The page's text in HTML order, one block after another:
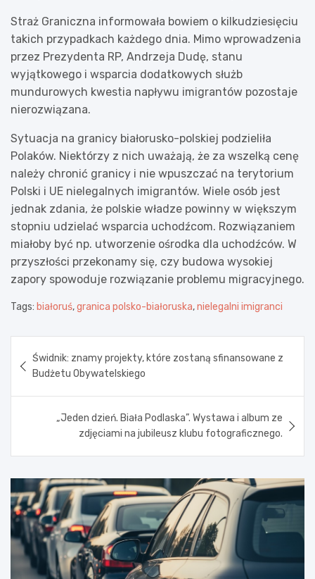
Straż Graniczna informowała bowiem o kilkudziesięciu
takich przypadkach każdego dnia. Mimo wprowadzenia
przez Prezydenta RP, Andrzeja Dudę, stanu
wyjątkowego i wsparcia dodatkowych służb
mundurowych kwestia napływu imigrantów pozostaje
nierozwiązana.
Sytuacja na granicy białorusko-polskiej podzieliła
Polaków. Niektórzy z nich uważają, że za wszelką cenę
należy chronić granicy i nie wpuszczać na terytorium
Polski i UE nielegalnych imigrantów. Wiele osób jest
jednak zdania, że polskie władze powinny w większym
stopniu udzielać wsparcia uchodźcom. Rozwiązaniem
miałoby być np. utworzenie ośrodka dla uchodźców. W
przyszłości przekonamy się, czy budowa wysokiej
zapory spowoduje rozwiązanie problemu migracyjnego.
Tags: białoruś,granica polsko-białoruska,nielegalni imigranci
wpisu
Świdnik: znamy projekty, które zostaną sfinansowane z
Budżetu Obywatelskiego
„Jeden dzień. Biała Podlaska”. Wystawa i album ze
zdjęciami na jubileusz klubu fotograficznego.